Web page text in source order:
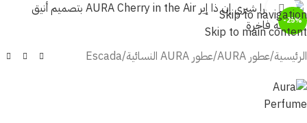
Skip to navigation
Skip to main content
-25%
أضغط للتكبير
الرئيسية/عطور AURA /عطور AURA النسائية /
Escada